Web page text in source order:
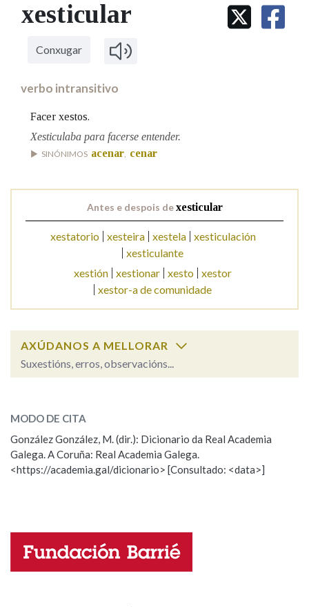
IDENTIDADE CORPORATIVA
MARCIAL DEL ADALID
FIGURAS HOMENAXEADAS
Facebook
TwitterYoutubeInstagram
Bluesky
BUSCAR NOS LEMAS
Comeza por
Contén
BUSCAR NO CONTIDO
Nas definicións
Na fraseoloxía
Marcas gramaticais
LIMPAR
xesticular
Conxugar
verbo intransitivo
Facer xestos.
Xesticulaba para facerse entender.
SINÓNIMOS acenar cenar
Antes e despois dexesticular
xestatorio xesteira xestela
xesticulación
xesticulante
xestión xestionar xesto xestor
xestor-a de comunidade
AXÚDANOS A MELLORAR
Suxestións, erros, observacións...
ESCOLLE UNHA OPCIÓN:
Observación Hai un erro na palabra
Propoño mellorar a definición
Nome
MODO DE CITA
González González, M. (dir.): Dicionario da Real Academia
Galega. A Coruña: Real Academia Galega.
<https://academia.gal/dicionario> [Consultado: <data>]